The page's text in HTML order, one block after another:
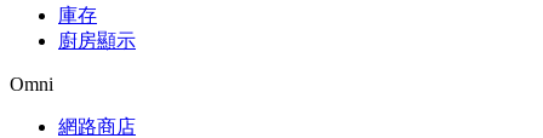
庫存
廚房顯示
Omni
網路商店